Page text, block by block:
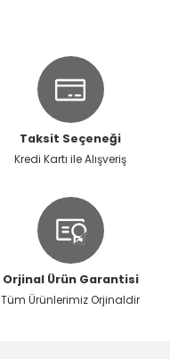
Taksit Seçeneği
Kredi Kartı ile Alışveriş
Orjinal Ürün Garantisi
Tüm Ürünlerimiz Orjinaldir